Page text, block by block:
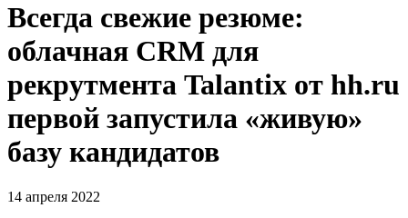
Всегда свежие резюме:
облачная CRM для
рекрутмента Talantix от hh.ru
первой запустила «живую»
базу кандидатов
14 апреля 2022